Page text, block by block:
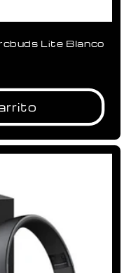
Lite Blanco